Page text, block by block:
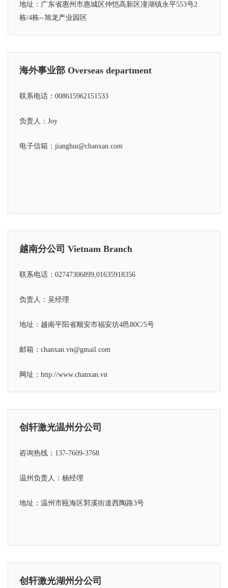
地址：广东省惠州市惠城区仲恺高新区潼湖镇永平553号2
栋/4栋--旭龙产业园区
海外事业部 Overseas department
联系电话：008615962151533
负责人：Joy
电子信箱：jianghui@chanxan.com
越南分公司 Vietnam Branch
联系电话：02747306899,01635918356
负责人：吴经理
地址：越南平阳省顺安市福安坊4邑80C/5号
邮箱：chanxan.vn@gmail.com
网址：http://www.chanxan.vn
创轩激光温州分公司
咨询热线：137-7609-3768
温州负责人：杨经理
地址：温州市瓯海区郭溪街道西陶路3号
创轩激光湖州分公司